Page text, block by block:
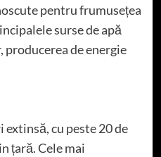
pentru frumusețea
surse de apă
de energie
extinsă, cu peste 20 de
țară. Cele mai